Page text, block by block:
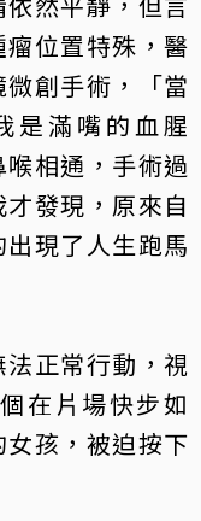
位置特殊，醫
創手術，「當
是滿嘴的血腥
相通，手術過
發現，原來自
現了人生跑馬
正常行動，視
在片場快步如
孩，被迫按下